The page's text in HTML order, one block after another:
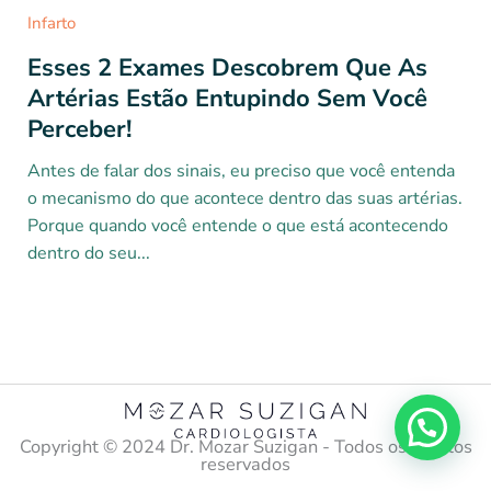
Infarto
Esses 2 Exames Descobrem Que As
Artérias Estão Entupindo Sem Você
Perceber!
Antes de falar dos sinais, eu preciso que você entenda
o mecanismo do que acontece dentro das suas artérias.
Porque quando você entende o que está acontecendo
dentro do seu...
Copyright ©️ 2024 Dr. Mozar Suzigan - Todos os direitos
reservados